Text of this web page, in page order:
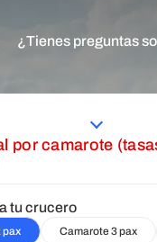
¿Tienes preguntas
por camarote
tu crucero
pax Camarote 3 pax